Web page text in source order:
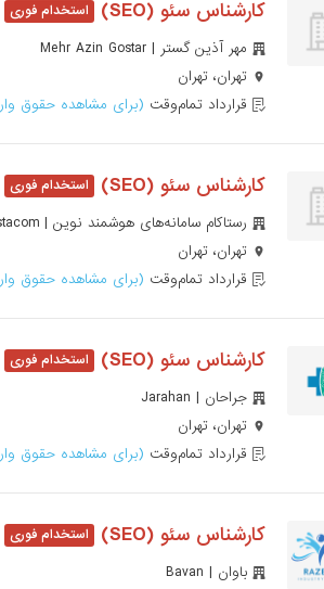
کارشناس سئو (SEO)
مهر آذین گستر | Mehr Azin Gostar
تهران، تهران
قرارداد تمام‌وقت (برای مشاهده حقوق
کارشناس سئو (SEO)
رستاکام سامانه‌های هوشمند نوین | Rastacom
تهران، تهران
قرارداد تمام‌وقت (برای مشاهده حقوق
کارشناس سئو (SEO)
جراحان | Jarahan
تهران، تهران
قرارداد تمام‌وقت (برای مشاهده حقوق
کارشناس سئو (SEO)
باوان | Bavan